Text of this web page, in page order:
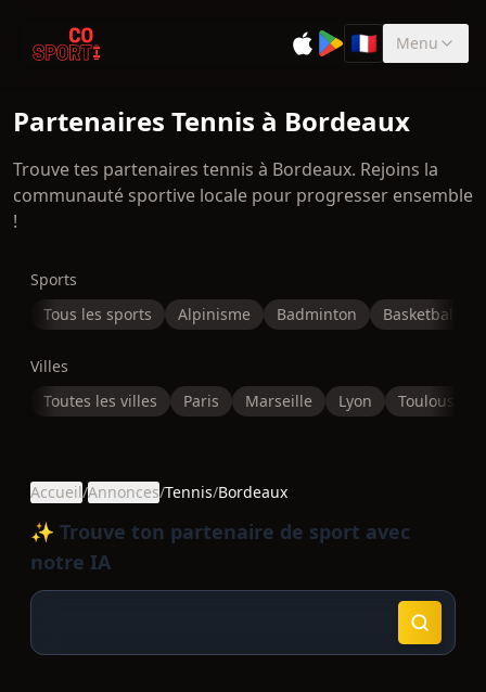
🇫🇷Sélectionner la
Menu
Partenaires Tennis à Bordeaux
Trouve tes partenaires tennis à Bordeaux. Rejoins la
communauté sportive locale pour progresser ensemble
!
Sports
Tous les sports
Alpinisme Badminton Basketball
Villes
Toutes les villes
Paris Marseille Lyon Toulouse
Accueil/Annonces/Tennis/Bordeaux
✨ Trouve ton partenaire de sport avec
notre IA